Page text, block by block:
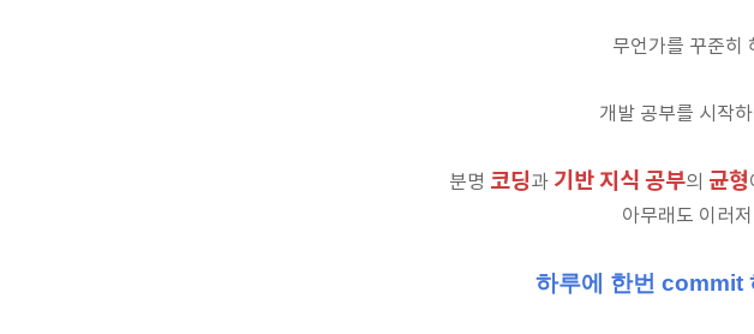
무언가를 꾸준히
개발 공부를 시작
분명 코딩과 기반 지식 공부의 균형
아무래도 이러
하루에 한번 commit